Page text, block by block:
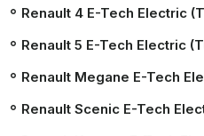
Renault 4 E-Tech Electric
Renault 5 E-Tech Electric
Renault Megane E-Tech
Renault Scenic E-Tech